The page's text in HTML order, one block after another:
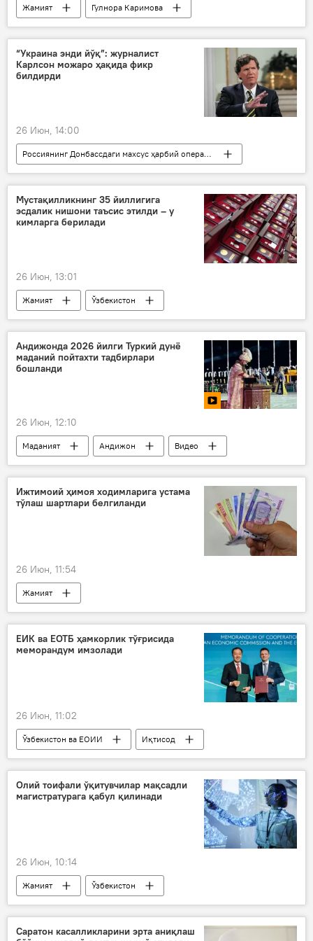
Жамият
Гулнора Каримова
Ўзбекистон
Швейцария
болалар
Соғлиқ
“Украина энди йўқ”: журналист
Карлсон можаро ҳақида фикр
билдирди
26 Июн, 14:00
Россиянинг Донбассдаги махсус ҳарбий операцияси
Дунёда
Дунё янгиликлари
Украина
АҚШ
Мустақилликнинг 35 йиллигига
эсдалик нишони таъсис этилди – у
кимларга берилади
26 Июн, 13:01
Жамият
Ўзбекистон
Мустақиллик куни
Андижонда 2026 йилги Туркий дунё
маданий пойтахти тадбирлари
бошланди
26 Июн, 12:10
Маданият Андижон Видео
Ижтимоий ҳимоя ходимларига устама
тўлаш шартлари белгиланди
26 Июн, 11:54
Жамият
Ижтимоий ҳимоя миллий агентлиги
устама
ЕИК ва ЕОТБ ҳамкорлик тўғрисида
меморандум имзолади
26 Июн, 11:02
Ўзбекистон ва ЕОИИ
Иқтисод
Евроосиё тараққиёт банки (ЕОТБ)
ЕИК
ЕОИИ
Олий тоифали ўқитувчилар мақсадли
магистратурага қабул қилинади
26 Июн, 10:14
Жамият
Ўзбекистон
ўқитувчилар
Саратон касалликларини эрта аниқлаш